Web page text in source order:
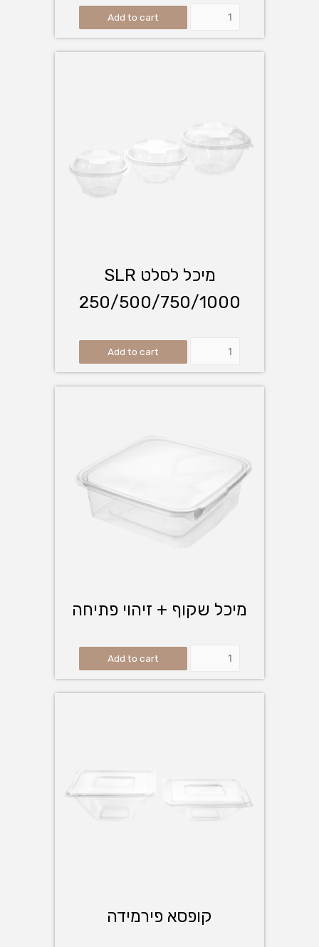
Add to cart
מיכל לסלט SLR
250/500/750/1000
Add to cart
מיכל שקוף + זיהוי פתיחה
Add to cart
קופסא פירמידה